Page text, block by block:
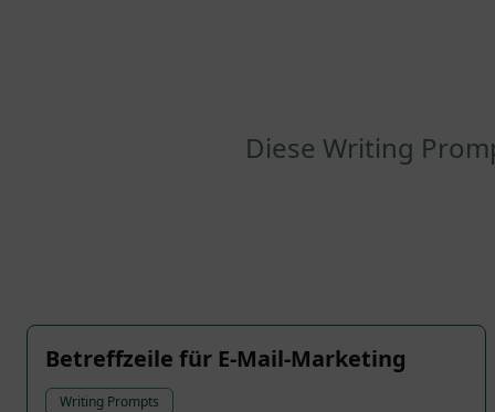
Diese Writing
Betreffzeile für E-Mail-Marketing
Writing Prompts